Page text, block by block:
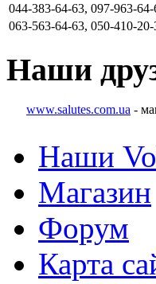
044-383-64-63, 097-963-64-
063-563-64-63, 050-410-20-
Наши
www.salutes.com.ua -
Наши
Магазин
Форум
Карта